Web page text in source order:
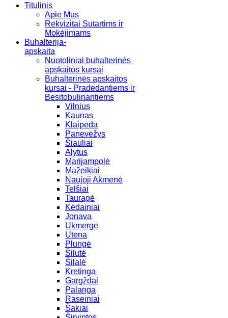
Titulinis
Apie Mus
Rekvizitai Sutartims ir
Mokėjimams
Buhalterija-
apskaita
Nuotoliniai buhalterinės
apskaitos kursai
Buhalterinės apskaitos
kursai - Pradedantiems ir
Besitobulinantiems
Vilnius
Kaunas
Klaipėda
Panevėžys
Šiauliai
Alytus
Marijampolė
Mažeikiai
Naujoji Akmenė
Telšiai
Tauragė
Kėdainiai
Jonava
Ukmergė
Utena
Plungė
Šilutė
Šilalė
Kretinga
Gargždai
Palanga
Raseiniai
Šakiai